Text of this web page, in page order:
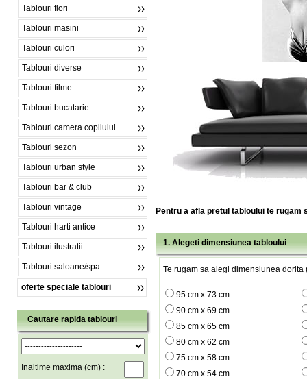
Tablouri flori
Tablouri masini
Tablouri culori
Tablouri diverse
Tablouri filme
Tablouri bucatarie
Tablouri camera copilului
Tablouri sezon
Tablouri urban style
Tablouri bar & club
Tablouri vintage
Tablouri harti antice
Tablouri ilustratii
Tablouri saloane/spa
oferte speciale tablouri
Cautare rapida tablouri
Inaltime maxima (cm) :
Pentru a afla pretul tabloului te rugam
1. Alegeti dimensiunea tabloului
Te rugam sa alegi dimensiunea dorita
95 cm x 73 cm
90 cm x 69 cm
85 cm x 65 cm
80 cm x 62 cm
75 cm x 58 cm
70 cm x 54 cm